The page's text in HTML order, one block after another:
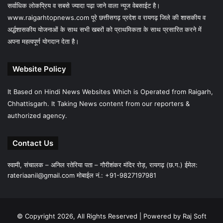
सर्वाधिक लोकप्रिय व सबसे ज्यादा पढ़ा जाने वाला न्यूज वेबसाईट है।
www.raigarhtopnews.com पूरे छत्तीसगढ़ प्रदेश व रायगढ़ जिले की शासकीय व
अर्द्धशासकीय योजनाओं के साथ सभी खबरों को प्राथमिकता के साथ प्रसारित करने में
अपना महत्वपूर्ण योगदान देता है।
Website Policy
It Based on Hindi News Websites Which is Operated from Raigarh,
Chhattisgarh. It Taking News content from our reporters &
authorized agency.
Contact Us
स्वामी, संचालक – अनिल रतेरिया पता – गौरीशंकर मंदिर रोड़, रायगढ़ (छ.ग.) ईमेल:
rateriaanil@gmail.comमोबाईल नं.: +91-9827197981
© Copyright 2026, All Rights Reserved | Powered by Raj Soft